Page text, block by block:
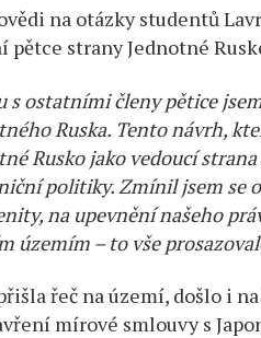
na otázky studentů
pětce strany Jednotné
s ostatními členy pětice
Ruska. Tento návrh,
Rusko jako vedoucí
politiky. Zmínil jsem se
na upevnění našeho
územím – to vše
řeč na území, došlo i
mírové smlouvy s